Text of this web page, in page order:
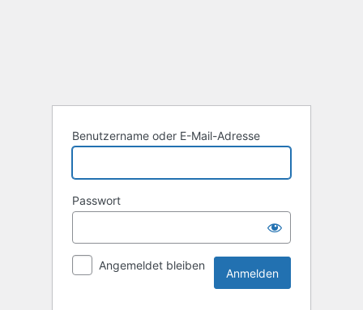
Benutzername oder E-Mail-Adresse
Passwort
Angemeldet bleiben